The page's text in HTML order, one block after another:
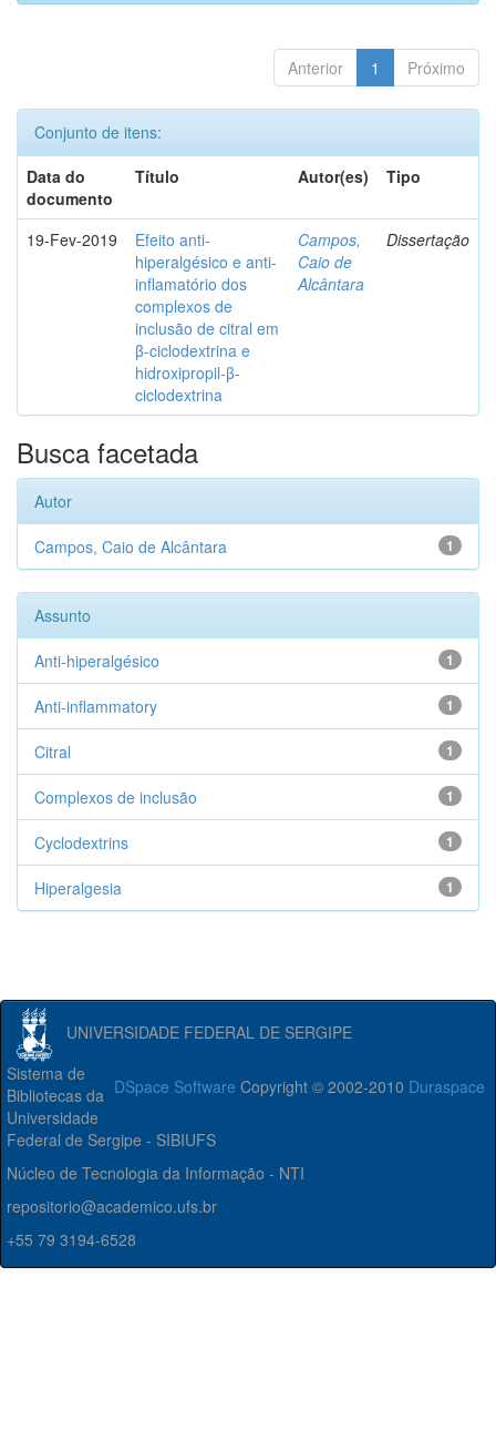
Anterior 1 Próximo
Conjunto de itens:
Data do
documento
Título Autor(es) Tipo
19-Fev-2019
Efeito anti-
hiperalgésico e anti-
inflamatório dos
complexos de
inclusão de citral em
β-ciclodextrina e
hidroxipropil-β-
ciclodextrina
Campos,
Caio de
Alcântara
Dissertação
Busca facetada
Autor
1
Campos, Caio de Alcântara
Assunto
1
Anti-hiperalgésico
1
Anti-inflammatory
1
Citral
1
Complexos de inclusão
1
Cyclodextrins
1
Hiperalgesia
UNIVERSIDADE FEDERAL DE SERGIPE
DSpace Software Copyright © 2002-2010 Duraspace
Sistema de
Bibliotecas da
Universidade
Federal de Sergipe - SIBIUFS
Núcleo de Tecnologia da Informação - NTI
repositorio@academico.ufs.br
+55 79 3194-6528